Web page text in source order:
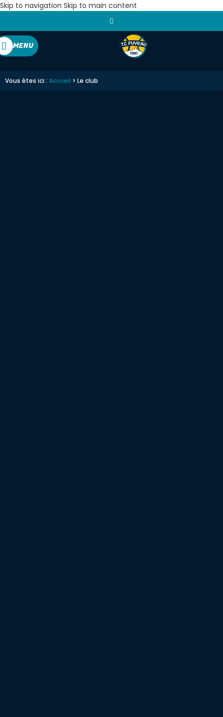
Skip to navigation Skip to main content
MENU
Vous êtes ici : Accueil > Le club